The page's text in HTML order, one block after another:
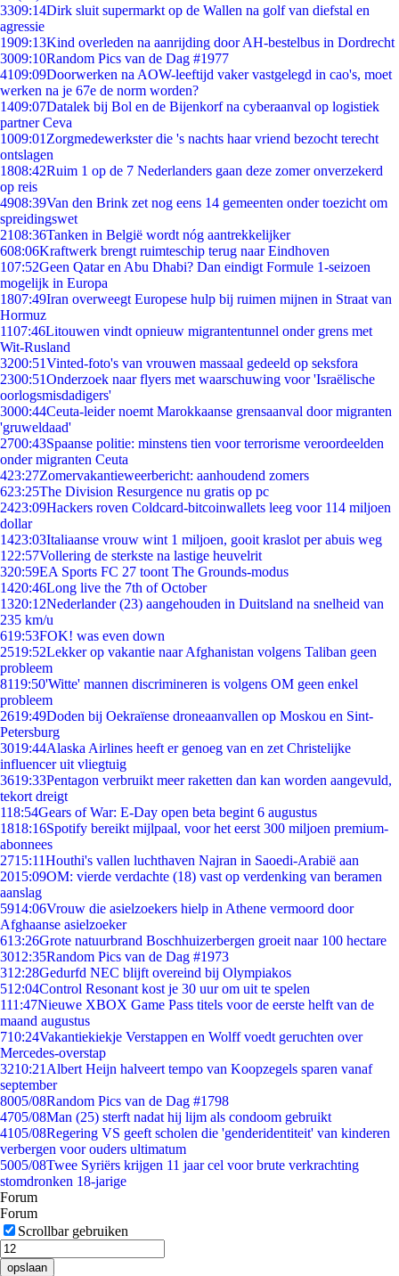
3309:14Dirk sluit supermarkt op de Wallen na golf van diefstal en
agressie
1909:13Kind overleden na aanrijding door AH-bestelbus in Dordrecht
3009:10Random Pics van de Dag #1977
4109:09Doorwerken na AOW-leeftijd vaker vastgelegd in cao's, moet
werken na je 67e de norm worden?
1409:07Datalek bij Bol en de Bijenkorf na cyberaanval op logistiek
partner Ceva
1009:01 Zorgmedewerkster die 's nachts haar vriend bezocht terecht
ontslagen
1808:42Ruim 1 op de 7 Nederlanders gaan deze zomer onverzekerd
op reis
4908:39Van den Brink zet nog eens 14 gemeenten onder toezicht om
spreidingswet
2108:36Tanken in België wordt nóg aantrekkelijker
608:06Kraftwerk brengt ruimteschip terug naar Eindhoven
107:52Geen Qatar en Abu Dhabi? Dan eindigt Formule 1-seizoen
mogelijk in Europa
1807:49Iran overweegt Europese hulp bij ruimen mijnen in Straat van
Hormuz
1107:46Litouwen vindt opnieuw migrantentunnel onder grens met
Wit-Rusland
3200:51Vinted-foto's van vrouwen massaal gedeeld op seksfora
2300:51Onderzoek naar flyers met waarschuwing voor 'Israëlische
oorlogsmisdadigers'
3000:44Ceuta-leider noemt Marokkaanse grensaanval door migranten
'gruweldaad'
2700:43Spaanse politie: minstens tien voor terrorisme veroordeelden
onder migranten Ceuta
423:27Zomervakantieweerbericht: aanhoudend zomers
623:25The Division Resurgence nu gratis op pc
2423:09Hackers roven Coldcard-bitcoinwallets leeg voor 114 miljoen
dollar
1423:03Italiaanse vrouw wint 1 miljoen, gooit kraslot per abuis weg
1 22:57Vollering de sterkste na lastige heuvelrit
320:59EA Sports FC 27 toont The Grounds-modus
1420:46Long live the 7th of October
1320:12Nederlander (23) aangehouden in Duitsland na snelheid van
235 km/u
619:53FOK! was even down
2519:52Lekker op vakantie naar Afghanistan volgens Taliban geen
probleem
8119:50'Witte' mannen discrimineren is volgens OM geen enkel
probleem
2619:49Doden bij Oekraïense droneaanvallen op Moskou en Sint-
Petersburg
3019:44Alaska Airlines heeft er genoeg van en zet Christelijke
influencer uit vliegtuig
3619:33Pentagon verbruikt meer raketten dan kan worden aangevuld,
tekort dreigt
118:54Gears of War: E-Day open beta begint 6 augustus
1818:16Spotify bereikt mijlpaal, voor het eerst 300 miljoen premium-
abonnees
2715:11Houthi's vallen luchthaven Najran in Saoedi-Arabië aan
2015:09OM: vierde verdachte (18) vast op verdenking van beramen
aanslag
5914:06Vrouw die asielzoekers hielp in Athene vermoord door
Afghaanse asielzoeker
613:26Grote natuurbrand Boschhuizerbergen groeit naar 100 hectare
3012:35Random Pics van de Dag #1973
312:28Gedurfd NEC blijft overeind bij Olympiakos
512:04Control Resonant kost je 30 uur om uit te spelen
111:47Nieuwe XBOX Game Pass titels voor de eerste helft van de
maand augustus
710:24Vakantiekiekje Verstappen en Wolff voedt geruchten over
Mercedes-overstap
3210:21 Albert Heijn halveert tempo van Koopzegels sparen vanaf
september
8005/08Random Pics van de Dag #1798
4705/08Man (25) sterft nadat hij lijm als condoom gebruikt
4105/08Regering VS geeft scholen die 'genderidentiteit' van kinderen
verbergen voor ouders ultimatum
5005/08Twee Syriërs krijgen 11 jaar cel voor brute verkrachting
stomdronken 18-jarige
Forum
Forum
Scrollbar gebruiken
opslaan